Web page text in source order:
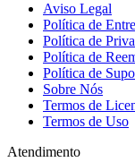
Aviso Legal
Política de
Política de
Política de
Política de
Sobre Nós
Termos de
Termos de Uso
Atendimento